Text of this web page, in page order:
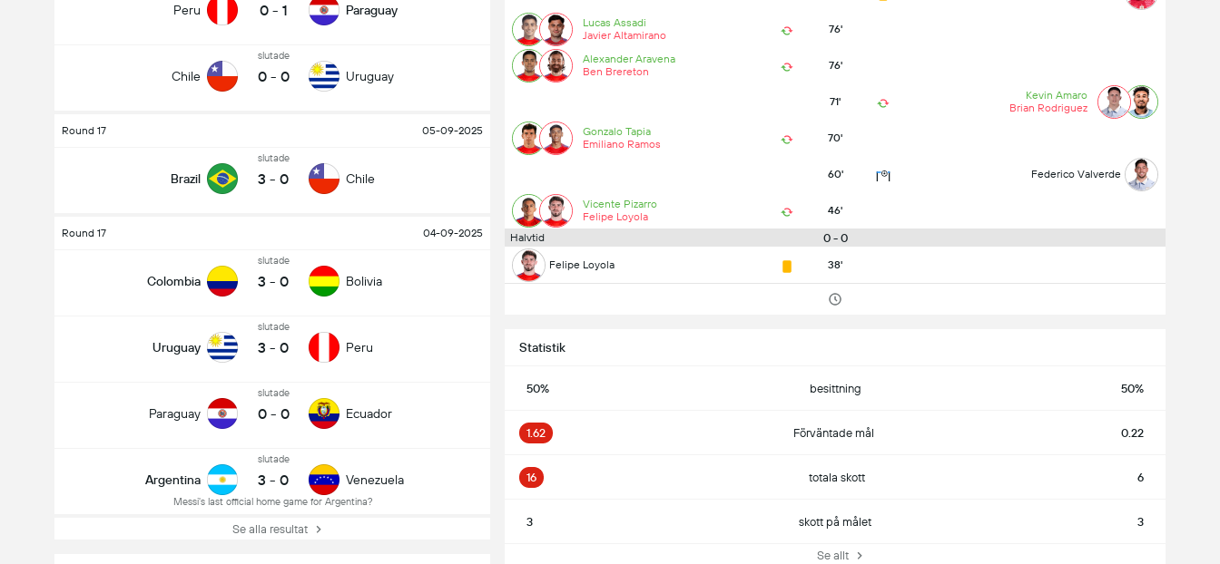
Peru 0 - 1 Paraguay
Chile
slutade
0 - 0 Uruguay
Round 17 05-09-2025
Brazil
slutade
3 - 0 Chile
Round 17 04-09-2025
Colombia
slutade
3 - 0 Bolivia
Uruguay
slutade
3 - 0 Peru
Paraguay
slutade
0 - 0 Ecuador
Argentina
slutade
3 - 0
Messi's last official home game for Argentina?
Venezuela
Se alla resultat
Lucas Assadi
Javier Altamirano
76'
Alexander Aravena
Ben Brereton
76'
71'
Kevin Amaro
Brian Rodriguez
Gonzalo Tapia
Emiliano Ramos
70'
60' Federico Valverde
Vicente Pizarro
Felipe Loyola
46'
Halvtid 0 - 0
Felipe Loyola 38'
Statistik
50% besittning 50%
1.62 Förväntade mål 0.22
16 totala skott 6
3 skott på målet 3
Se allt